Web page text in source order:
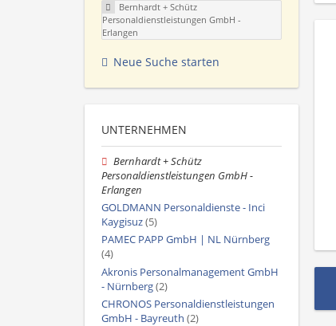
Bernhardt + Schütz
Personaldienstleistungen GmbH -
Erlangen
Neue Suche starten
UNTERNEHMEN
Bernhardt + Schütz
Personaldienstleistungen GmbH -
Erlangen
GOLDMANN Personaldienste - Inci
Kaygisuz(5)
PAMEC PAPP GmbH | NL Nürnberg
(4)
Akronis Personalmanagement GmbH
- Nürnberg(2)
CHRONOS Personaldienstleistungen
GmbH - Bayreuth (2)